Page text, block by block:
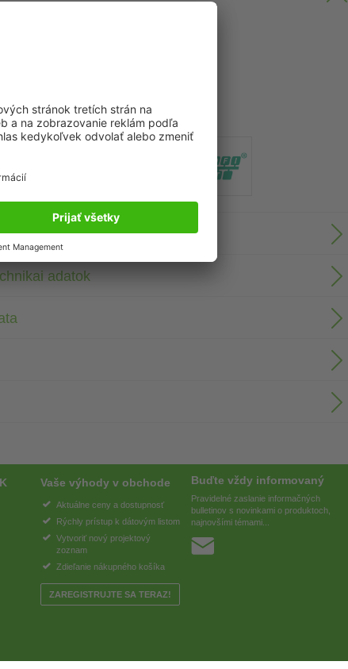
D-coded
2× max. 12 A
the online shop under "Connection Technology".
adatok
Vaše výhody v obchode
Aktuálne ceny a dostupnosť
Rýchly prístup k dátovým listom
Vytvoriť nový projektový
zoznam
Zdieľanie nákupného košíka
ZAREGISTRUJTE SA TERAZ!
Buďte vždy informovaný
Pravidelné zaslanie informačných
bulletinov s novinkami o produktoch,
najnovšími témami...